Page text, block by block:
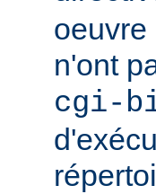
oeuvre
n'ont
cgi-